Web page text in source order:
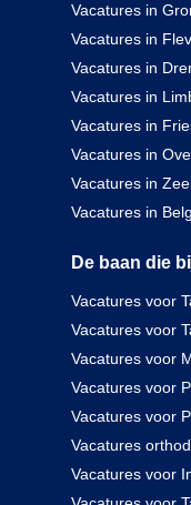
Vacatures in
Vacatures in
Vacatures in
Vacatures in
Vacatures in
Vacatures in
Vacatures in
Vacatures in
De baan die
Vacatures voor
Vacatures voor
Vacatures voor
Vacatures voor
Vacatures voor
Vacatures
Vacatures voor